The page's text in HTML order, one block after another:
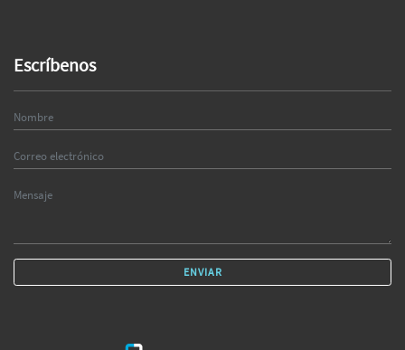
Escríbenos
ENVIAR